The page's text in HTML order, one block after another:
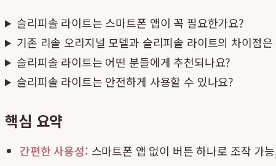
슬리피솔 라이트는 스마트폰 앱이 꼭 필요한가요?
기존 리솔 오리지널 모델과 슬리피솔 라이트의 차이점은
슬리피솔 라이트는 어떤 분들에게 추천되나요?
슬리피솔 라이트는 안전하게 사용할 수 있나요?
핵심 요약
간편한 사용성: 스마트폰 앱 없이 버튼 하나로 조작 가